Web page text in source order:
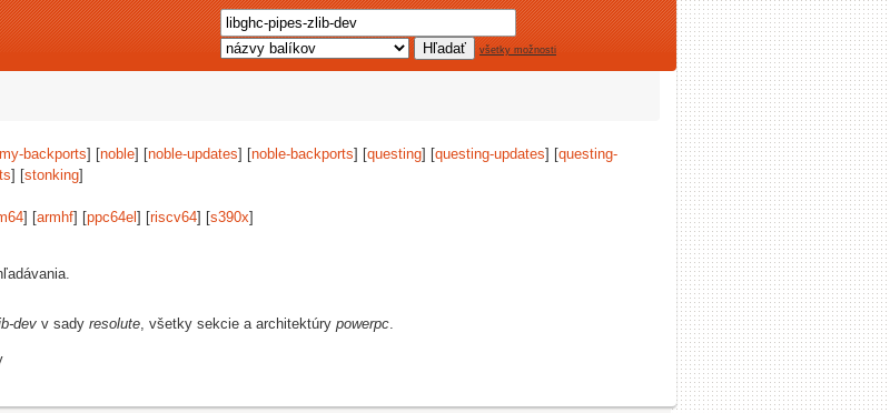
všetky možnosti
backports] [noble] [noble-updates] [noble-backports] [questing] [questing-updates] [questing-
] [stonking]
] [armhf] [ppc64el ] [riscv64] [s390x]
dev v sady resolute, všetky sekcie a architektúry powerpc.